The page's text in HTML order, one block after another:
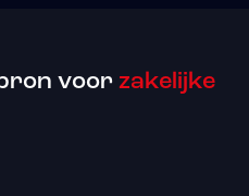
voor zakelijke